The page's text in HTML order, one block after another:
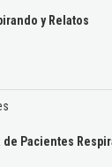
y Relatos
de Pacientes